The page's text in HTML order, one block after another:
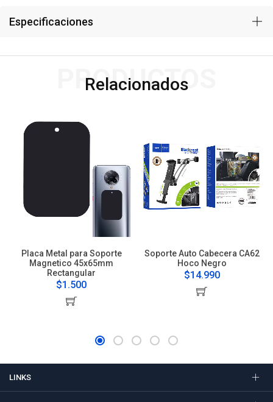
Especificaciones
Relacionados
PRODUCTOS
Placa Metal para Soporte
Magnetico 45x65mm
Rectangular
$1.500
Soporte Auto Cabecera CA62
Hoco Negro
$14.990
LINKS